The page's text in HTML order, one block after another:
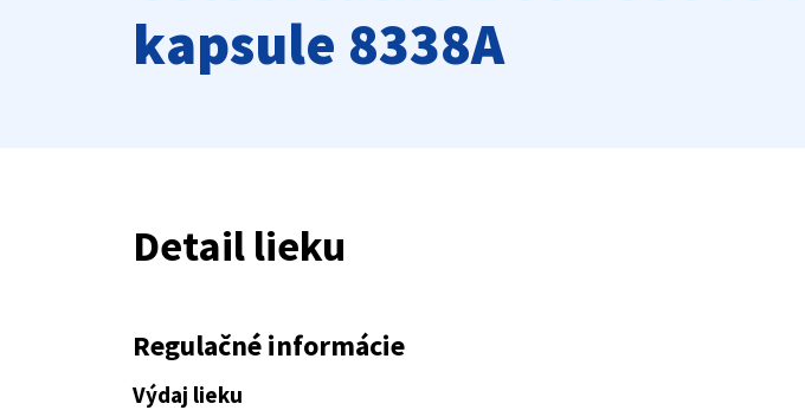
kapsule 8338A
Detail lieku
Regulačné informácie
Výdaj lieku